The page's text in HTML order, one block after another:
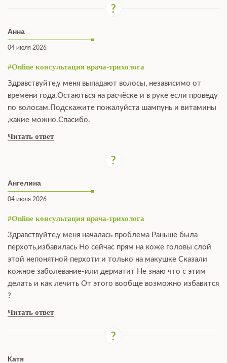
Анна
04 июля 2026
#Online консультация врача-трихолога
Здравствуйте,у меня выпадают волосы, независимо от
времени года.Остаються на расчёске и в руке если проведу
по волосам.Подскажите пожалуйста шампунь и витамины
,какие можно.Спасибо.
Читать ответ
Ангелина
04 июля 2026
#Online консультация врача-трихолога
Здравствуйте,у меня началась проблема Раньше была
перхоть,избавилась Но сейчас прям на коже головы слой
этой непонятной перхоти и только на макушке Сказали
кожное заболевание-или дерматит Не знаю что с этим
делать и как лечить От этого вообще возможно избавится
?
Читать ответ
Катя